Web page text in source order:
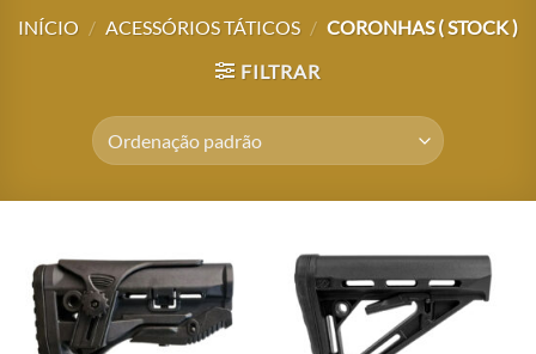
INÍCIO / ACESSÓRIOS TÁTICOS / CORONHAS ( STOCK )
FILTRAR